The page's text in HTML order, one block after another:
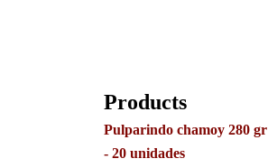
Products
Pulparindo chamoy 280 gr
- 20 unidades